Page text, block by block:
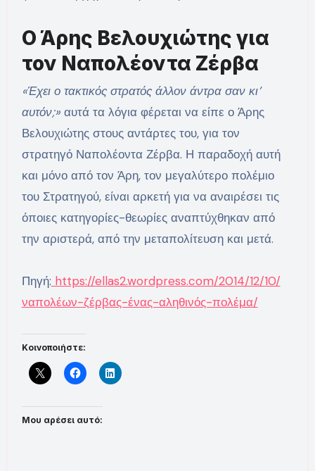
Ο Άρης Βελουχιώτης για
τον Ναπολέοντα Ζέρβα
«Έχει ο τακτικός στρατός άλλον άντρα σαν κι’
αυτόν;» αυτά τα λόγια φέρεται να είπε ο Άρης
Βελουχιώτης στους αντάρτες του, για τον
στρατηγό Ναπολέοντα Ζέρβα. Η παραδοχή αυτή
και μόνο από τον Άρη, τον μεγαλύτερο πολέμιο
του Στρατηγού, είναι αρκετή για να αναιρέσει τις
όποιες κατηγορίες-θεωρίες αναπτύχθηκαν από
την αριστερά, από την μεταπολίτευση και μετά.
Πηγή: https://ellas2.wordpress.com/2014/12/10/
ναπολέων-ζέρβας-ένας-αληθινός-πολέμα/
Κοινοποιήστε:
Μου αρέσει αυτό: